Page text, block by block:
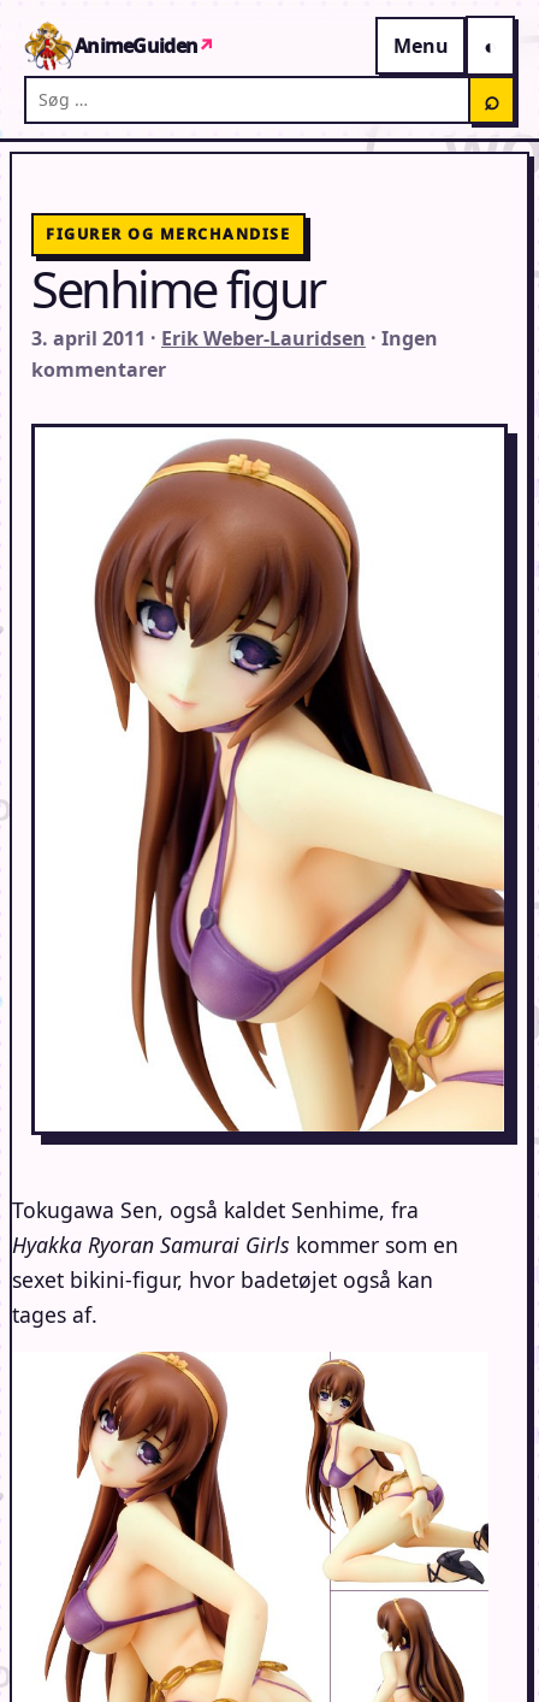
AnimeGuiden↗
Menu
Søg på AnimeGuiden
⌕
FIGURER OG MERCHANDISE
Senhime figur
3. april 2011 · Erik Weber-Lauridsen · Ingen
kommentarer
Tokugawa Sen, også kaldet Senhime, fra
Hyakka Ryoran Samurai Girls kommer som en
sexet bikini-figur, hvor badetøjet også kan
tages af.